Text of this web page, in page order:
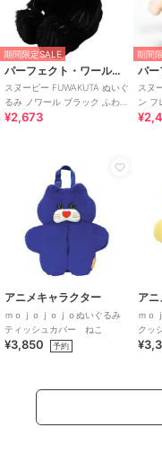
期間限定SALE
パーフェクト・ワールド・トーキョー
スヌーピー FUWAKUTA ぬいぐ
るみ ノワール ブラック ふわく
た SNOOPY
¥2,673
期間
スヌ
ン フ
ぐる
アニメキャラクター
ｍｏｊｏｊｏｊｏぬいぐるみ
ティッシュカバー ねこ
¥3,850 予約
ア
ｍｏ
クッ